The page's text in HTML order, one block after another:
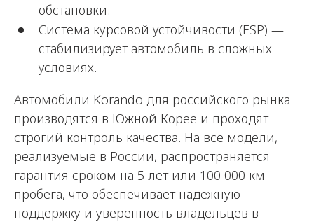
обстановки.
Система курсовой устойчивости (ESP) —
стабилизирует автомобиль в сложных
условиях.
Автомобили Korando для российского рынка
производятся в Южной Корее и проходят
строгий контроль качества. На все модели,
реализуемые в России, распространяется
гарантия сроком на 5 лет или 100 000 км
пробега, что обеспечивает надежную
поддержку и уверенность владельцев в